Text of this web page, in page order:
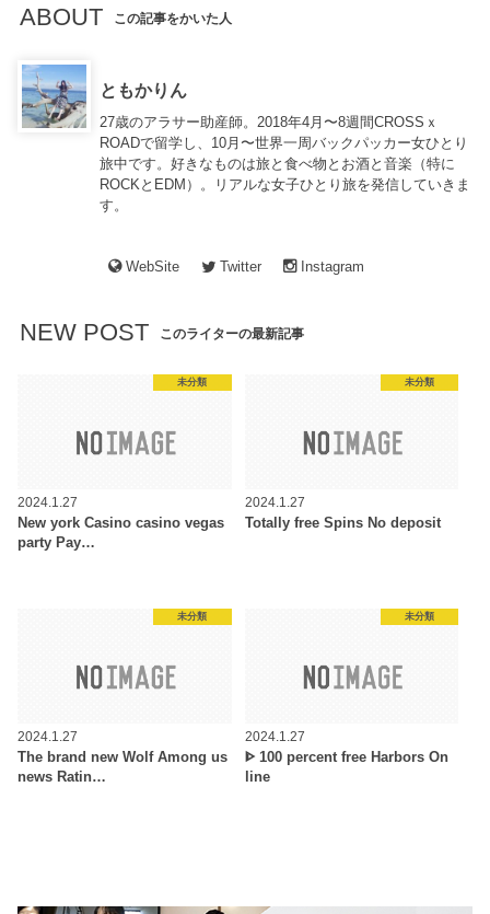
ABOUT この記事をかいた人
ともかりん
27歳のアラサー助産師。2018年4月〜8週間CROSSｘ
ROADで留学し、10月〜世界一周バックパッカー女ひとり
旅中です。好きなものは旅と食べ物とお酒と音楽（特に
ROCKとEDM）。リアルな女子ひとり旅を発信していきま
す。
WebSite Twitter Instagram
NEW POST このライターの最新記事
未分類
2024.1.27
New york Casino casino vegas
party Pay…
未分類
2024.1.27
Totally free Spins No deposit
未分類
2024.1.27
The brand new Wolf Among us
news Ratin…
未分類
2024.1.27
ᐈ 100 percent free Harbors On
line